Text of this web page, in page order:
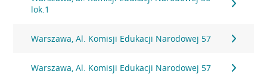
lok.1
Warszawa, Al. Komisji Edukacji Narodowej 57
Warszawa, Al. Komisji Edukacji Narodowej 57